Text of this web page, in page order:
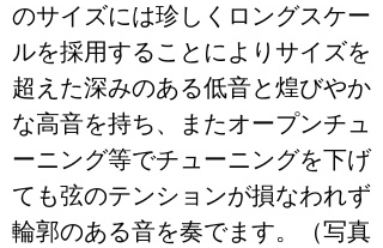
のサイズには珍しくロングスケー
ルを採用することによりサイズを
超えた深みのある低音と煌びやか
な高音を持ち、またオープンチュ
ーニング等でチューニングを下げ
ても弦のテンションが損なわれず
輪郭のある音を奏でます。（写真